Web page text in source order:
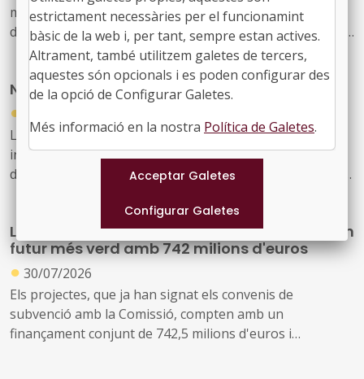
modifica la dotació de la convocatòria per a la concessió
de subvencions, en règim de concurrència competitiva, a
festivals de música d'alt interès cultural (ref. BDNS
914637)
Nou butlletí digital de l’FMC, el 934
●
Les notícies sobre l'activitat de l'FMC, les recents
informacions d'interès per als governs locals, les
disposicions jurídiques noves i diversos actes d'agenda
les notícies recents sobre fons europeus
La UE finança 117 projectes de recerca per a un
futur més verd amb 742 milions d'euros
● 30/07/2026
Els projectes, que ja han signat els convenis de
subvenció amb la Comissió, compten amb un
finançament conjunt de 742,5 milions d'euros i
estrictament necessàries per el funcionamint
bàsic de la web i, per tant, sempre estan actives.
Altrament, també utilitzem galetes de tercers,
aquestes són opcionals i es poden configurar des
de la opció de Configurar Galetes.
Més informació en la nostra Política de Galetes.